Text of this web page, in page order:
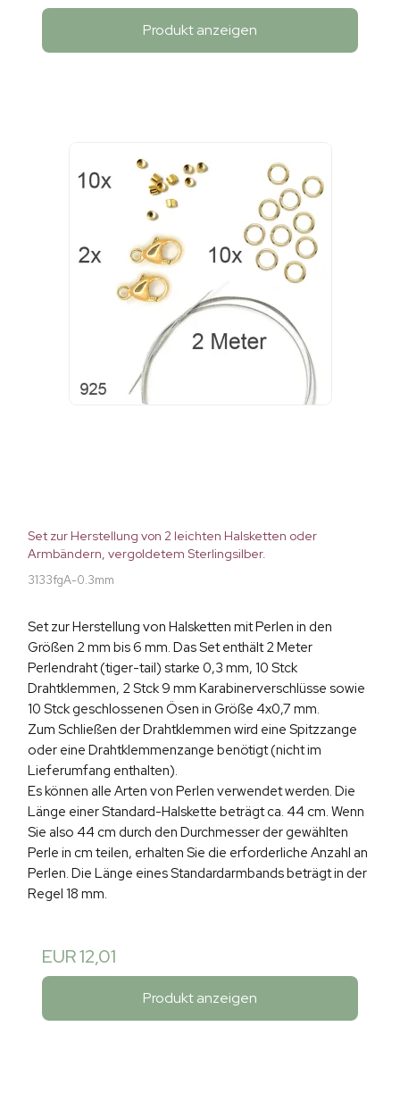
Produkt anzeigen
Set zur Herstellung von 2 leichten Halsketten oder
Armbändern, vergoldetem Sterlingsilber.
3133fgA-0.3mm
Set zur Herstellung von Halsketten mit Perlen in den
Größen 2 mm bis 6 mm. Das Set enthält 2 Meter
Perlendraht (tiger-tail) starke 0,3 mm, 10 Stck
Drahtklemmen, 2 Stck 9 mm Karabinerverschlüsse sowie
10 Stck geschlossenen Ösen in Größe 4x0,7 mm.
Zum Schließen der Drahtklemmen wird eine Spitzzange
oder eine Drahtklemmenzange benötigt (nicht im
Lieferumfang enthalten).
Es können alle Arten von Perlen verwendet werden. Die
Länge einer Standard-Halskette beträgt ca. 44 cm. Wenn
Sie also 44 cm durch den Durchmesser der gewählten
Perle in cm teilen, erhalten Sie die erforderliche Anzahl an
Perlen. Die Länge eines Standardarmbands beträgt in der
Regel 18 mm.
EUR 12,01
Produkt anzeigen